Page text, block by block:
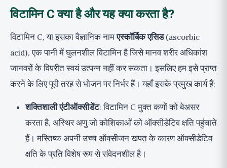
विटामिन C क्या है और यह क्या करता है?
विटामिन C, या इसका वैज्ञानिक नामएस्कॉर्बिक एसिड(ascorbic
acid), एक पानी में घुलनशील विटामिन है जिसे मानव शरीर अधिकांश
जानवरों के विपरीत स्वयं उत्पन्न नहीं कर सकता। इसलिए हम इसे प्राप्त
करने के लिए पूरी तरह से भोजन पर निर्भर हैं। यहाँ इसके प्रमुख कार्य हैं:
शक्तिशाली एंटीऑक्सीडेंट: विटामिन C मुक्त कणों को बेअसर
करता है, अस्थिर अणु जो कोशिकाओं को ऑक्सीडेटिव क्षति पहुंचाते
हैं। मस्तिष्क अपनी उच्च ऑक्सीजन खपत के कारण ऑक्सीडेटिव
क्षति के प्रति विशेष रूप से संवेदनशील है।